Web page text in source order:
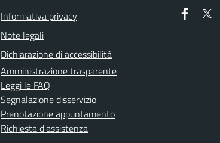
Informativa privacy
Note legali
Dichiarazione di accessibilità
Amministrazione trasparente
Leggi le FAQ
Segnalazione disservizio
Prenotazione appuntamento
Richiesta d'assistenza